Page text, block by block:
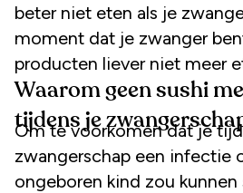
beter niet eten als je
moment dat je zwanger
producten liever niet meer
Waarom geen sushi
tijdens je
Om te voorkomen dat je
zwangerschap een infectie
ongeboren kind zou